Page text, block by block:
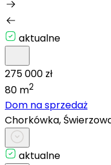
aktualne
275 000 zł
80 m2
Dom na sprzedaż
Chorkówka,
aktualne